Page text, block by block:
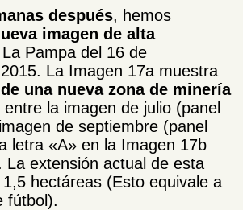
después, hemos
imagen de alta
Pampa del 16 de
La Imagen 17a muestra
una nueva zona de minería
entre la imagen de julio (panel
de septiembre (panel
letra «A» en la Imagen 17b
La extensión actual de esta
hectáreas (Esto equivale a
fútbol).